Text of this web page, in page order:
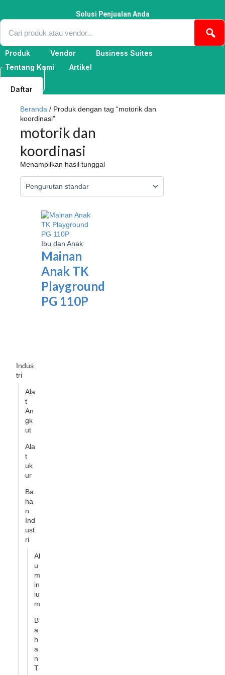
konten
Solusi Penjualan Anda
Produk Vendor
Business Suites
Tentang Kami
Artikel
Masuk
Daftar
Indus
tri
Ala
t
An
gk
ut
Ala
t
uk
ur
Ba
ha
n
Ind
ust
ri
Al
u
m
in
iu
m
B
a
h
a
n
T
Beranda / Produk dengan tag “motorik dan
koordinasi”
motorik dan
koordinasi
Menampilkan hasil tunggal
Ibu dan Anak
Mainan
Anak TK
Playground
PG 110P